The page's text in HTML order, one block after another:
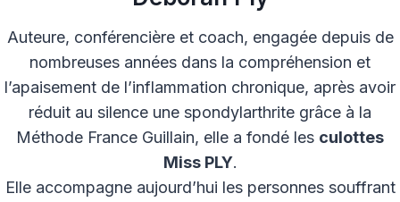
Auteure, conférencière et coach, engagée depuis de
nombreuses années dans la compréhension et
l’apaisement de l’inflammation chronique, après avoir
réduit au silence une spondylarthrite grâce à la
Méthode France Guillain, elle a fondé les culottes
Miss PLY.
Elle accompagne aujourd’hui les personnes souffrant